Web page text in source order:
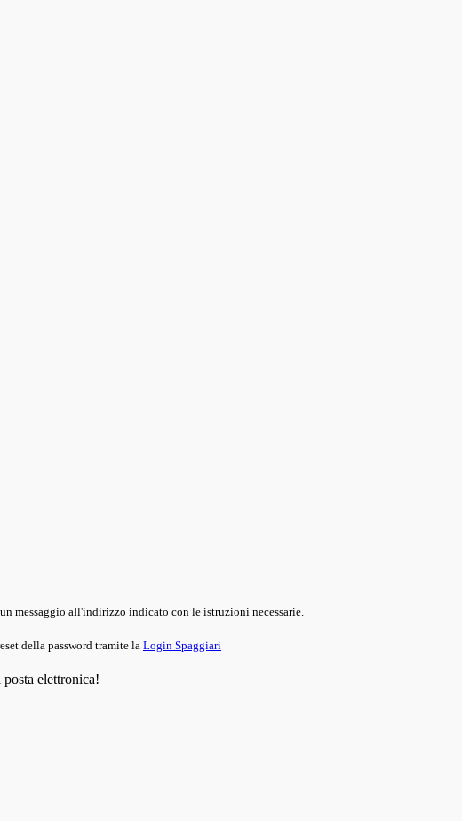
messaggio all'indirizzo indicato con le istruzioni necessarie.
della password tramite la Login Spaggiari
elettronica!